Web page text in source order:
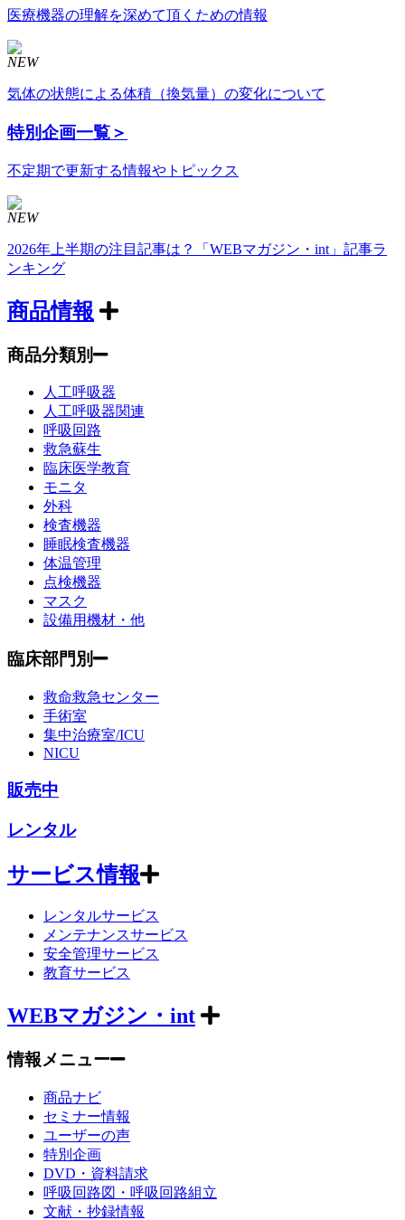
医療機器の理解を深めて頂くための情報
NEW
気体の状態による体積（換気量）の変化について
特別企画一覧＞
不定期で更新する情報やトピックス
NEW
2026年上半期の注目記事は？「WEBマガジン・int」記事ラ
ンキング
商品情報
商品分類別
人工呼吸器
人工呼吸器関連
呼吸回路
救急蘇生
臨床医学教育
モニタ
外科
検査機器
睡眠検査機器
体温管理
点検機器
マスク
設備用機材・他
臨床部門別
救命救急センター
手術室
集中治療室/ICU
NICU
販売中
レンタル
サービス情報
レンタルサービス
メンテナンスサービス
安全管理サービス
教育サービス
WEBマガジン・int
情報メニュー
商品ナビ
セミナー情報
ユーザーの声
特別企画
DVD・資料請求
呼吸回路図・呼吸回路組立
文献・抄録情報